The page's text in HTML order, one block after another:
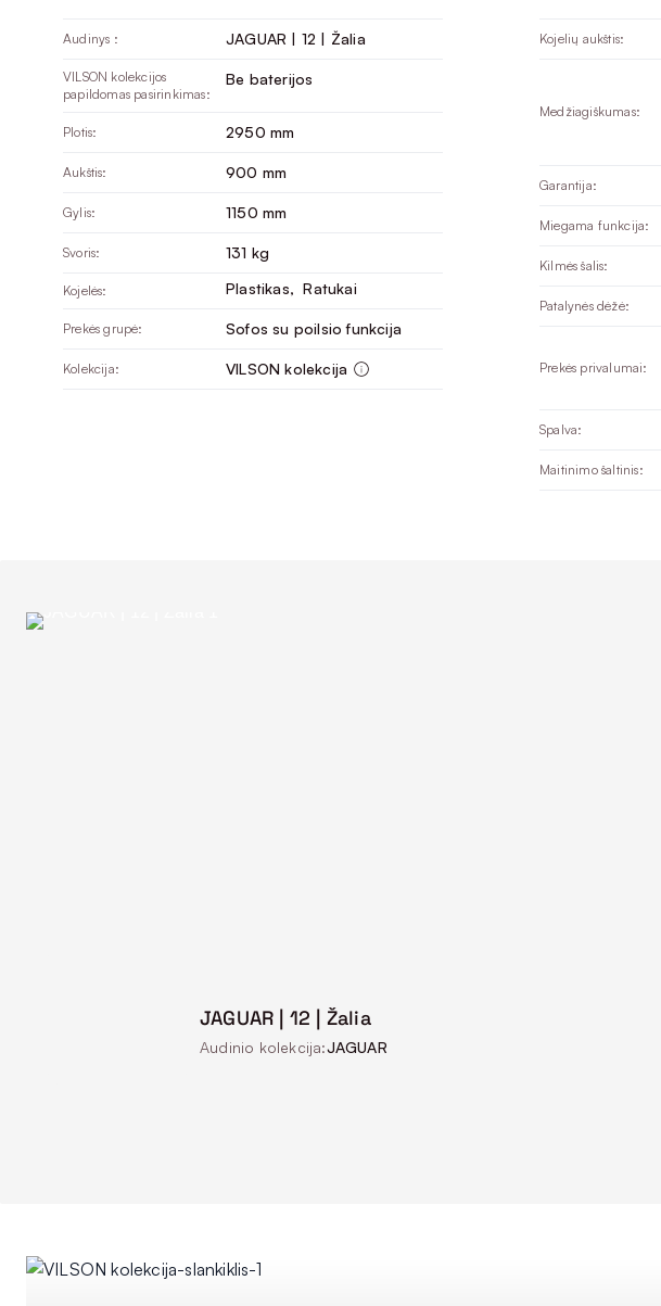
Audinys : JAGUAR | 12 | Žalia
VILSON kolekcijos
papildomas pasirinkimas:
Be baterijos
Plotis: 2950 mm
Aukštis: 900 mm
Gylis: 1150 mm
Svoris: 131 kg
Kojelės: Plastikas, Ratukai
Prekės grupė: Sofos su poilsio funkcija
Kolekcija: VILSON kolekcija
Kojelių aukštis:
Medžiagiškumas:
Garantija:
Miegama funkcija:
Kilmės šalis:
Patalynės dėžė:
Prekės privalumai:
Spalva:
Maitinimo šaltinis:
JAGUAR | 12 | Žalia
Audinio kolekcija:JAGUAR